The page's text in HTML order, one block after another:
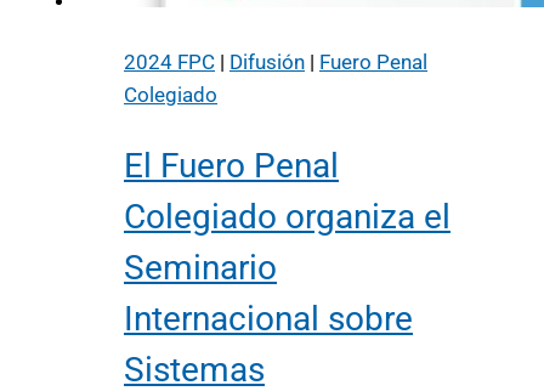
2024 FPC | Difusión | Fuero Penal
Colegiado
El Fuero Penal
Colegiado organiza el
Seminario
Internacional sobre
Sistemas